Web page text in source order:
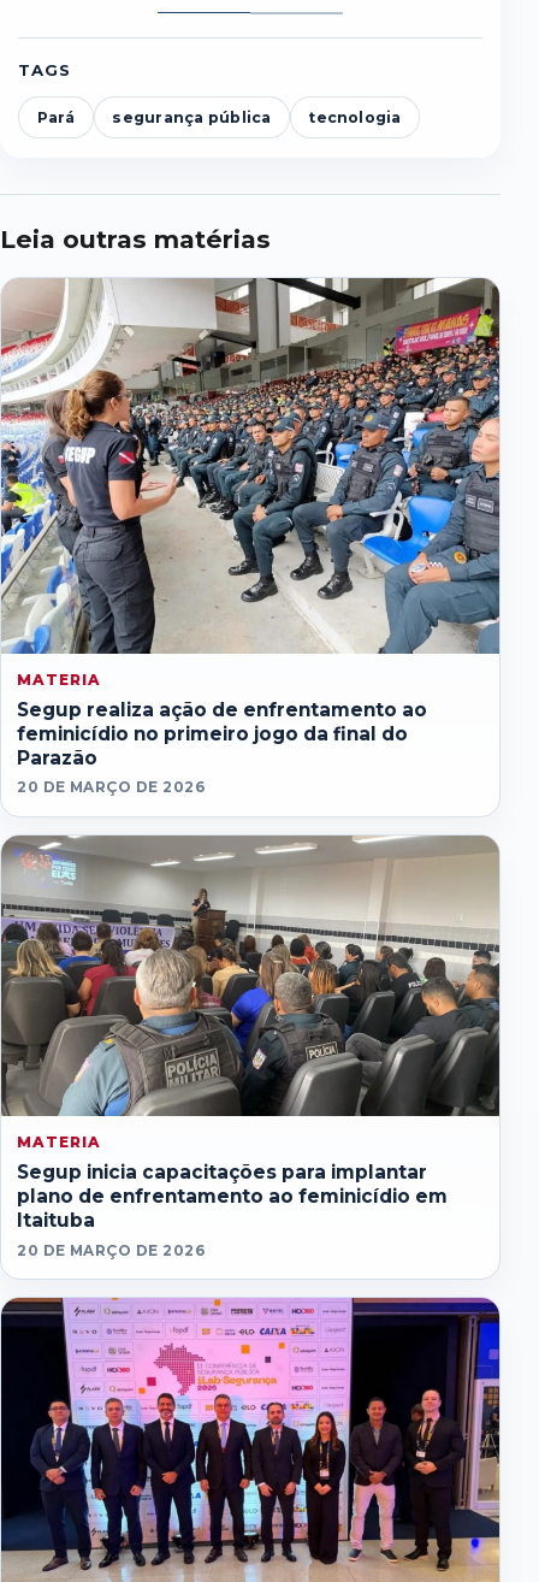
Foto
1
Foto
2
TAGS
Pará segurança pública tecnologia
Leia outras matérias
MATERIA
Segup realiza ação de enfrentamento ao
feminicídio no primeiro jogo da final do
Parazão
20 DE MARÇO DE 2026
MATERIA
Segup inicia capacitações para implantar
plano de enfrentamento ao feminicídio em
Itaituba
20 DE MARÇO DE 2026